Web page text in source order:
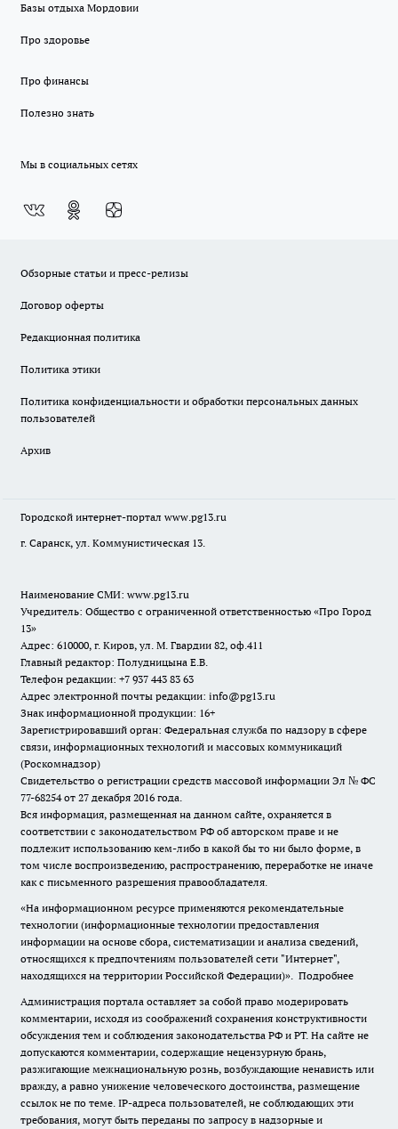
Базы отдыха Мордовии
Про здоровье
Про финансы
Полезно знать
Мы в социальных сетях
Обзорные статьи и пресс-релизы
Договор оферты
Редакционная политика
Политика этики
Политика конфиденциальности и обработки персональных данных
пользователей
Архив
Городской интернет-портал www.pg13.ru
г. Саранск, ул. Коммунистическая 13.
Наименование СМИ: www.pg13.ru
Учредитель: Общество с ограниченной ответственностью «Про Город
13»
Адрес: 610000, г. Киров, ул. М. Гвардии 82, оф.411
Главный редактор: Полудницына Е.В.
Телефон редакции: +7 937 443 83 63
Адрес электронной почты редакции: info@pg13.ru
Знак информационной продукции: 16+
Зарегистрировавший орган: Федеральная служба по надзору в сфере
связи, информационных технологий и массовых коммуникаций
(Роскомнадзор)
Свидетельство о регистрации средств массовой информации Эл № ФС
77-68254 от 27 декабря 2016 года.
Вся информация, размещенная на данном сайте, охраняется в
соответствии с законодательством РФ об авторском праве и не
подлежит использованию кем-либо в какой бы то ни было форме, в
том числе воспроизведению, распространению, переработке не иначе
как с письменного разрешения правообладателя.
«На информационном ресурсе применяются рекомендательные
технологии (информационные технологии предоставления
информации на основе сбора, систематизации и анализа сведений,
относящихся к предпочтениям пользователей сети "Интернет",
находящихся на территории Российской Федерации)». Подробнее
Администрация портала оставляет за собой право модерировать
комментарии, исходя из соображений сохранения конструктивности
обсуждения тем и соблюдения законодательства РФ и РТ. На сайте не
допускаются комментарии, содержащие нецензурную брань,
разжигающие межнациональную рознь, возбуждающие ненависть или
вражду, а равно унижение человеческого достоинства, размещение
ссылок не по теме. IP-адреса пользователей, не соблюдающих эти
требования, могут быть переданы по запросу в надзорные и